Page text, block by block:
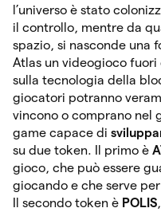
l’universo è stato
il controllo, mentre da
spazio, si nasconde una
Atlas un videogioco
sulla tecnologia della
giocatori potranno
vincono o comprano nel
game capace di
su due token. Il primo è
gioco, che può essere
giocando e che serve
Il secondo token è POLIS